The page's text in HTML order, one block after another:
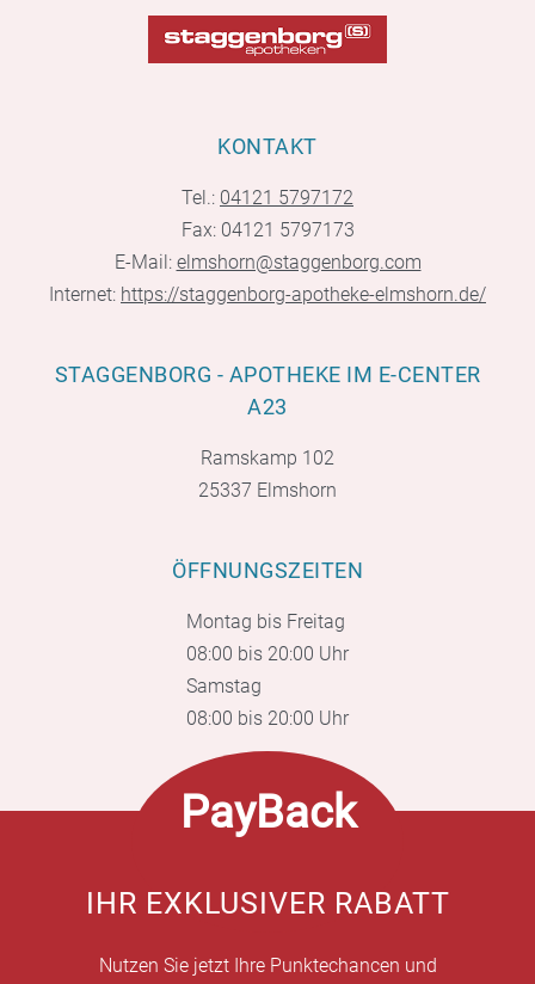
KONTAKT
Tel.: 04121 5797172
Fax: 04121 5797173
E-Mail: elmshorn@staggenborg.com
Internet: https://staggenborg-apotheke-elmshorn.de/
STAGGENBORG - APOTHEKE IM E-CENTER
A23
Ramskamp 102
25337 Elmshorn
ÖFFNUNGSZEITEN
Montag bis Freitag
08:00 bis 20:00 Uhr
Samstag
08:00 bis 20:00 Uhr
PayBack
IHR EXKLUSIVER RABATT
Nutzen Sie jetzt Ihre Punktechancen und